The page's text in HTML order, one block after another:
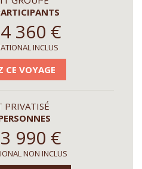
4 360 €
INCLUS
CE VOYAGE
PRIVATISÉ
3 990 €
NON INCLUS